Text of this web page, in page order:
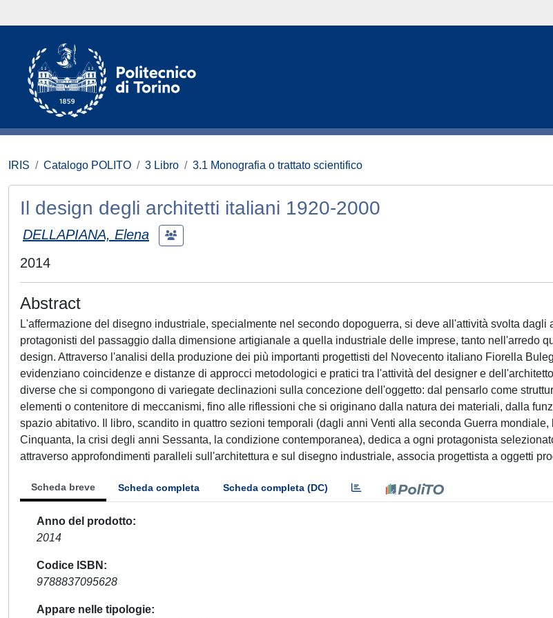
IRIS Catalogo POLITO 3 Libro 3.1 Monografia o trattato scientifico
Il design degli architetti italiani 1920-2000
DELLAPIANA, Elena
2014
Abstract
L'affermazione del disegno industriale, specialmente nel secondo dopoguerra, si deve all'attività svolta dagli
protagonisti del passaggio dalla dimensione artigianale a quella industriale delle imprese, tanto nell'arredo
design. Attraverso l'analisi della produzione dei più importanti progettisti del Novecento italiano Fiorella
evidenziano coincidenze e distanze di approcci metodologici e pratici tra l'attività del designer e
diverse che si compongono di variegate declinazioni sulla concezione dell'oggetto: dal pensarlo come
elementi o contenitore di meccanismi, fino alle riflessioni che si originano dalla natura dei materiali, dalla
spazio abitativo. Il libro, scandito in quattro sezioni temporali (dagli anni Venti alla seconda Guerra
Cinquanta, la crisi degli anni Sessanta, la condizione contemporanea), dedica a ogni protagonista
attraverso approfondimenti paralleli sull'architettura e sul disegno industriale, associa progettista a oggetti
Scheda breve Scheda completa Scheda completa (DC)
Anno del prodotto
2014
Codice ISBN
9788837095628
Appare nelle tipologie